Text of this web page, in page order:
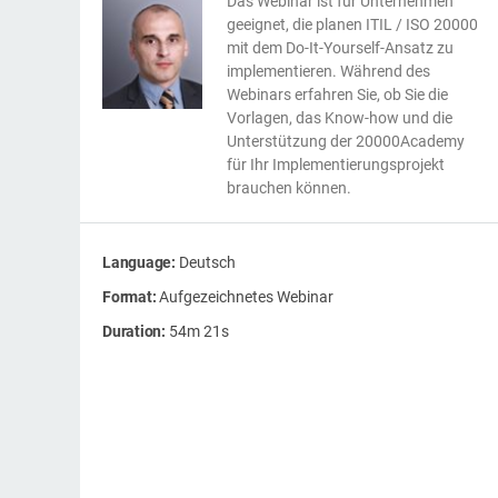
IATF 16949
AS9100
Laboratorien
geeignet, die planen ITIL / ISO 20000
mit dem Do-It-Yourself-Ansatz zu
implementieren. Während des
Webinars erfahren Sie, ob Sie die
Vorlagen, das Know-how und die
Unterstützung der 20000Academy
für Ihr Implementierungsprojekt
brauchen können.
Language: Deutsch
Format:Aufgezeichnetes Webinar
Duration: 54m 21s